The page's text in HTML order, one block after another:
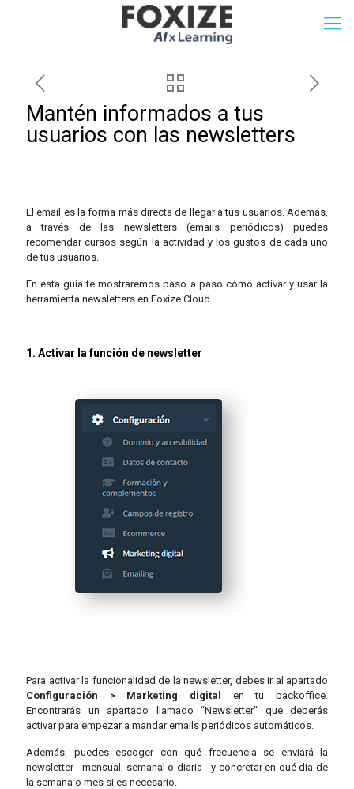
Mantén informados a tus
usuarios con las newsletters
El email es la forma más directa de llegar a tus usuarios. Además,
a través de las newsletters (emails periódicos) puedes
recomendar cursos según la actividad y los gustos de cada uno
de tus usuarios.
En esta guía te mostraremos paso a paso cómo activar y usar la
herramienta newsletters en Foxize Cloud.
1. Activar la función de newsletter
Para activar la funcionalidad de la newsletter, debes ir al apartado
Configuración > Marketing digital en tu backoffice.
Encontrarás un apartado llamado “Newsletter” que deberás
activar para empezar a mandar emails periódicos automáticos.
Además, puedes escoger con qué frecuencia se enviará la
newsletter - mensual, semanal o diaria - y concretar en qué día de
la semana o mes si es necesario.